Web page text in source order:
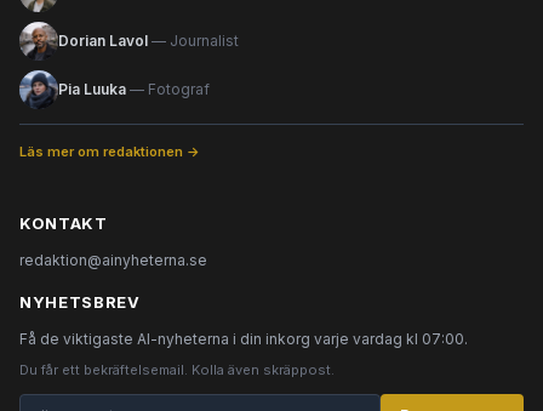
Dorian Lavol — Journalist
Pia Luuka — Fotograf
Läs mer om redaktionen →
KONTAKT
redaktion@ainyheterna.se
NYHETSBREV
Få de viktigaste AI-nyheterna i din inkorg varje vardag kl 07:00.
Du får ett bekräftelsemail. Kolla även skräppost.